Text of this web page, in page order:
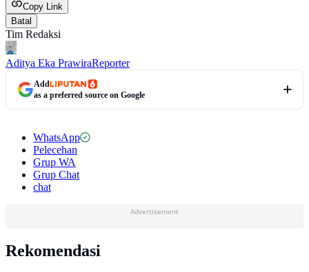
Copy Link
Batal
Tim Redaksi
Aditya Eka PrawiraReporter
Add
as a preferred source on Google
WhatsApp
Pelecehan
Grup WA
Grup Chat
chat
Advertisement
Rekomendasi